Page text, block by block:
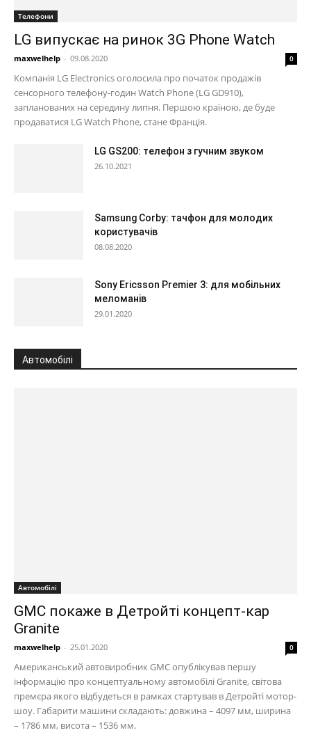
Телефони
LG випускає на ринок 3G Phone Watch
maxwelhelp - 09.08.2020 0
Компанія LG Electronics оголосила про початок продажів
сенсорного телефону-годин Watch Phone (LG GD910),
запланованих на середину липня. Першою країною, де буде
продаватися LG Watch Phone, стане Франція.
LG GS200: телефон з гучним звуком
26.10.2021
Samsung Corby: тачфон для молодих
користувачів
08.08.2020
Sony Ericsson Premier 3: для мобільних
меломанів
29.01.2020
Автомобілі
Автомобілі
GMC покаже в Детройті концепт-кар
Granite
maxwelhelp - 25.01.2020 0
Американський автовиробник GMC опублікував першу
інформацію про концептуальному автомобілі Granite, світова
премєра якого відбудеться в рамках стартував в Детройті мотор-
шоу. Габарити машини складають: довжина – 4097 мм, ширина
– 1786 мм, висота – 1536 мм.